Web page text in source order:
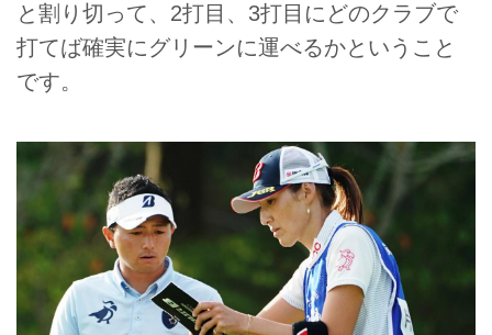
と割り切って、2打目、3打目にどのクラブで
打てば確実にグリーンに運べるかということ
です。